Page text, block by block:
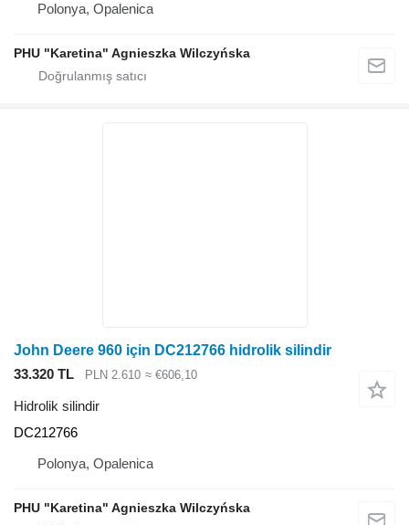
Polonya, Opalenica
PHU "Karetina" Agnieszka Wilczyńska
John Deere 960 için DC212766 hidrolik silindir
33.320 TL
PLN 2.610 ≈ €606,10
Hidrolik silindir
DC212766
Polonya, Opalenica
PHU "Karetina" Agnieszka Wilczyńska